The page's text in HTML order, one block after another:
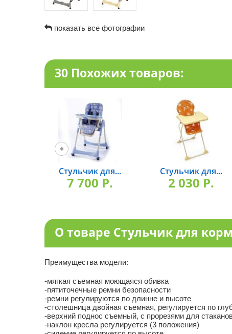
показать все фотографии
30 Похожих товаров:
Стульчик для...
7 700 P.
Стульчик для...
2 030 P.
О товаре Стульчик для
Преимущества модели:
-мягкая съемная моющаяся обивка
-пятиточечные ремни безопасности
-ремни регулируются по длинне и высоте
-столешница двойная съемная, регулируется по
-верхний поднос съемный, с прорезями для
-наклон кресла регулируется (3 положения)